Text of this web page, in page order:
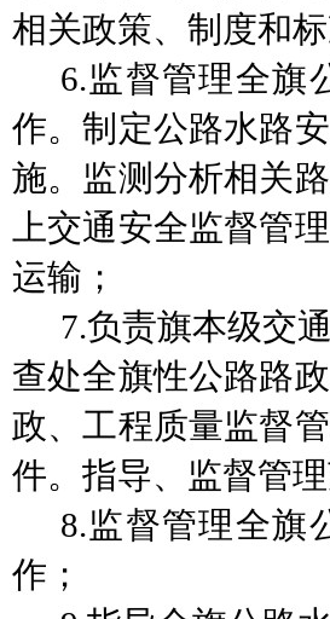
相关政策、制度和
6.监督管理全旗
作。制定公路水路
施。监测分析相关
上交通安全监督管
运输；
7.负责旗本级交
查处全旗性公路路
政、工程质量监督
件。指导、监督管
8.监督管理全旗
作；